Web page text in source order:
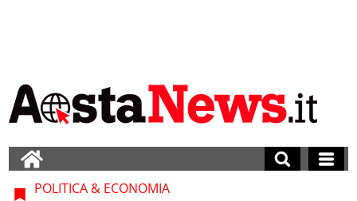
POLITICA & ECONOMIA